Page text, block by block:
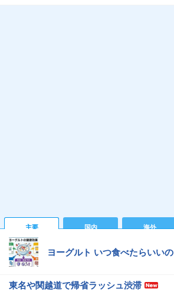
主要 国内 海外
ヨーグルト いつ食べたらいいの
東名や関越道で帰省ラッシュ渋滞